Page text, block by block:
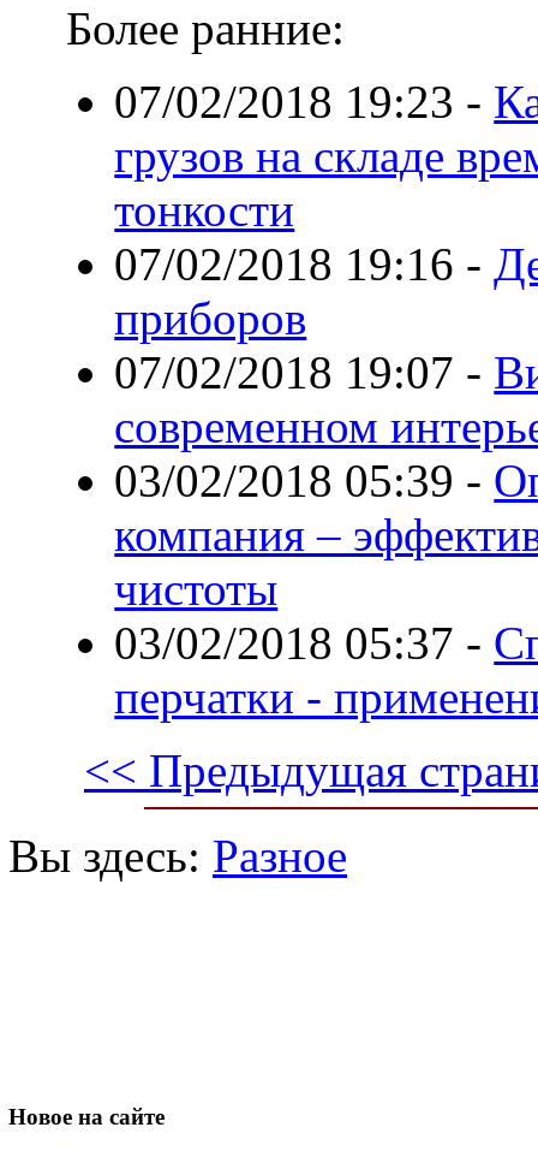
Более ранние:
07/02/2018 19:23 -
грузов на складе
тонкости
07/02/2018 19:16 -
приборов
07/02/2018 19:07 -
современном
03/02/2018 05:39 -
компания –
чистоты
03/02/2018 05:37 -
перчатки -
<< Предыдущая
Вы здесь: Разное
Новое на сайте